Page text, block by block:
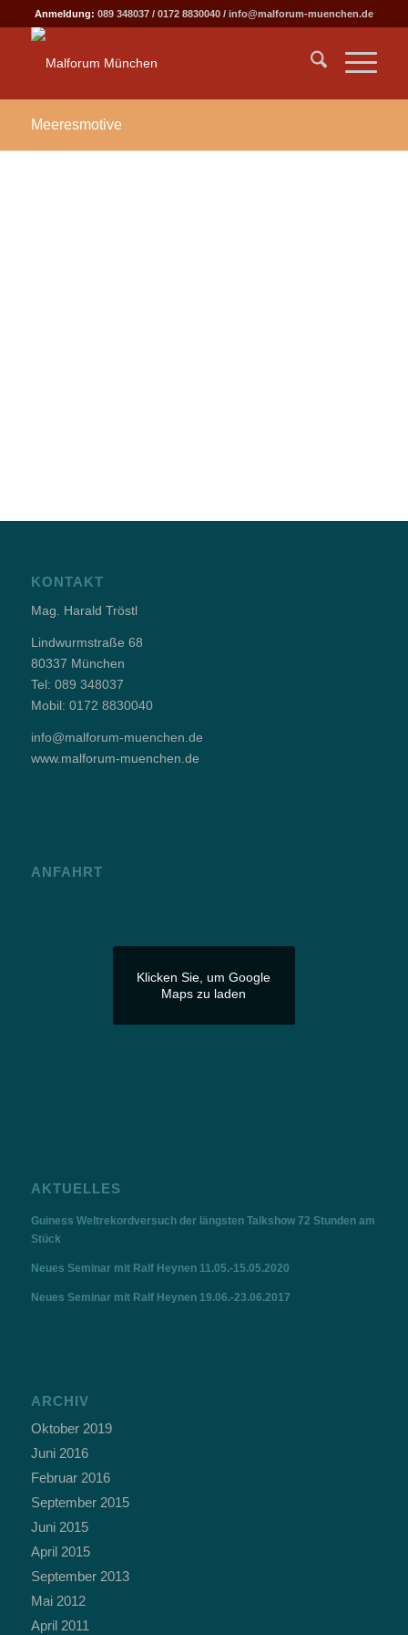
Anmeldung: 089 348037/ 0172 8830040/ info@malforum-muenchen.de
Meeresmotive
KONTAKT
Mag. Harald Tröstl
Lindwurmstraße 68
80337 München
Tel: 089 348037
Mobil: 0172 8830040
info@malforum-muenchen.de
www.malforum-muenchen.de
ANFAHRT
Klicken Sie, um Google
Maps zu laden
AKTUELLES
Guiness Weltrekordversuch der längsten Talkshow 72 Stunden am
Stück
Neues Seminar mit Ralf Heynen 11.05.-15.05.2020
Neues Seminar mit Ralf Heynen 19.06.-23.06.2017
ARCHIV
Oktober 2019
Juni 2016
Februar 2016
September 2015
Juni 2015
April 2015
September 2013
Mai 2012
April 2011